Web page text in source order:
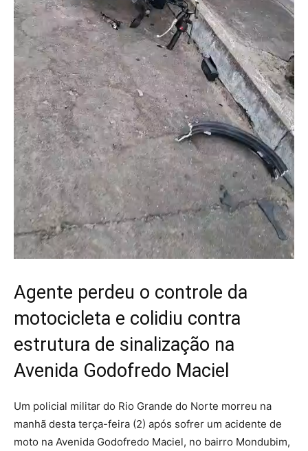
Agente perdeu o controle da
motocicleta e colidiu contra
estrutura de sinalização na
Avenida Godofredo Maciel
Um policial militar do Rio Grande do Norte morreu na
manhã desta terça-feira (2) após sofrer um acidente de
moto na Avenida Godofredo Maciel, no bairro Mondubim,